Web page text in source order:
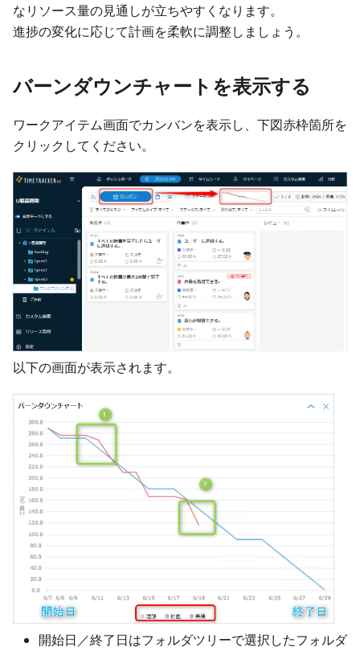
なリソース量の見通しが立ちやすくなります。
進捗の変化に応じて計画を柔軟に調整しましょう。
バーンダウンチャートを表示する
ワークアイテム画面でカンバンを表示し、下図赤枠箇所を
クリックしてください。
以下の画面が表示されます。
開始日／終了日はフォルダツリーで選択したフォルダ